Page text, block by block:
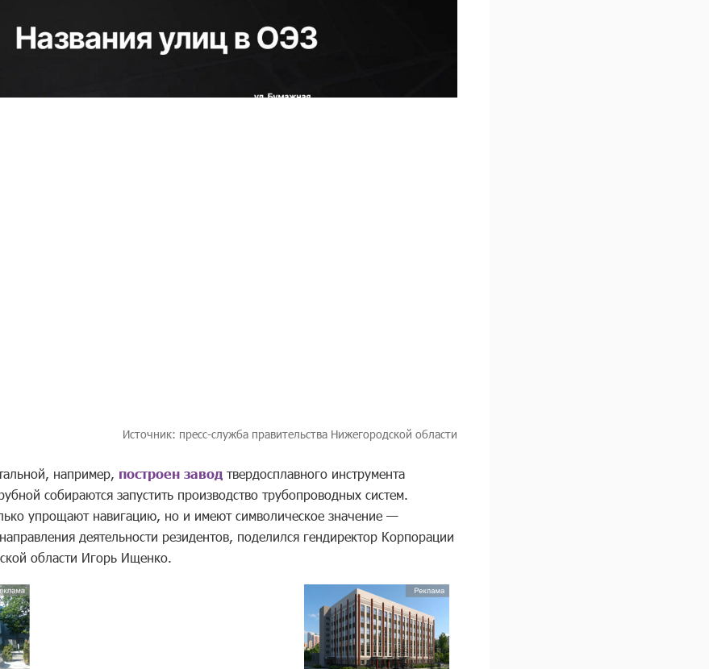
Источник: пресс-служба правительства Нижегородской области
например, построен завод твердосплавного инструмента
собираются запустить производство трубопроводных систем.
упрощают навигацию, но и имеют символическое значение —
деятельности резидентов, поделился гендиректор Корпорации
области Игорь Ищенко.